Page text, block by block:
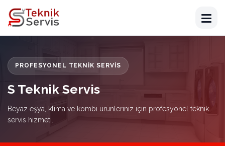
PROFESYONEL TEKNIK SERVIS
S Teknik Servis
Beyaz eşya, klima ve kombi ürünleriniz için profesyonel teknik
servis hizmeti.